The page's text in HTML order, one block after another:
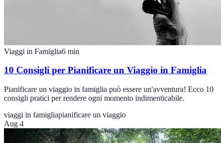
Viaggi in Famiglia6 min
10 Consigli per Pianificare un Viaggio in Famiglia
Pianificare un viaggio in famiglia può essere un'avventura! Ecco 10
consigli pratici per rendere ogni momento indimenticabile.
viaggi in famigliapianificare un viaggio
Aug 4